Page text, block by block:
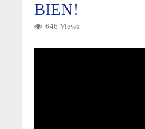
BIEN!
646 Views